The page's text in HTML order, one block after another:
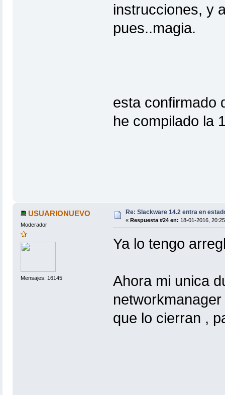
instrucciones, y
pues..magia.
esta confirmado
he compilado la
USUARIONUEVO
Moderador
Mensajes: 16145
Re: Slackware 14.2 entra en
« Respuesta #24 en: 18-01-2016,
Ya lo tengo
Ahora mi unica
que lo cierran ,